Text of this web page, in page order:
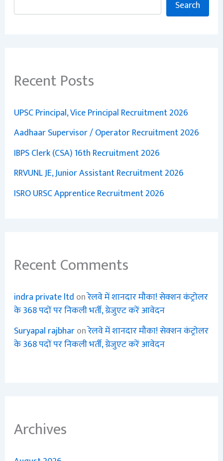
Search
Recent Posts
UPSC Principal, Vice Principal Recruitment 2026
Aadhaar Supervisor / Operator Recruitment 2026
IBPS Clerk (CSA) 16th Recruitment 2026
RRVUNL JE, Junior Assistant Recruitment 2026
ISRO URSC Apprentice Recruitment 2026
Recent Comments
indra private ltd onरेलवे में शानदार मौका! सेक्शन कंट्रोलर
के 368 पदों पर निकली भर्ती, ग्रेजुएट करें आवेदन
Suryapal rajbharonरेलवे में शानदार मौका! सेक्शन कंट्रोलर
के 368 पदों पर निकली भर्ती, ग्रेजुएट करें आवेदन
Archives